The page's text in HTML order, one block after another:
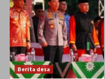
Berita desa